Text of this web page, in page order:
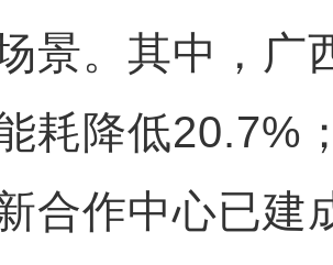
景。其中，广
耗降低20.7%
合作中心已建